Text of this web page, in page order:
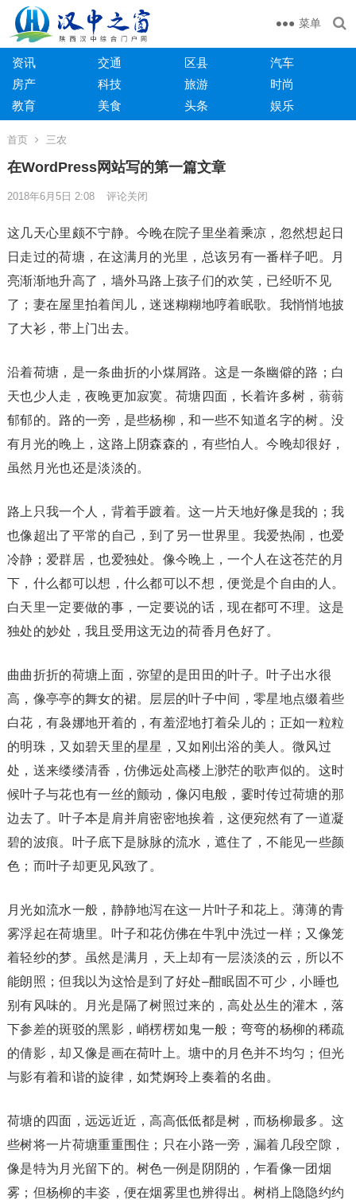
菜单
资讯 交通 区县
汽车
房产
科技 旅游
时尚
教育
美食 头条 娱乐
首页 三农
在WordPress网站写的第一篇文章
2018年6月5日 2:08 评论关闭
这几天心里颇不宁静。今晚在院子里坐着乘凉，忽然想起日
日走过的荷塘，在这满月的光里，总该另有一番样子吧。月
亮渐渐地升高了，墙外马路上孩子们的欢笑，已经听不见
了；妻在屋里拍着闰儿，迷迷糊糊地哼着眠歌。我悄悄地披
了大衫，带上门出去。
沿着荷塘，是一条曲折的小煤屑路。这是一条幽僻的路；白
天也少人走，夜晚更加寂寞。荷塘四面，长着许多树，蓊蓊
郁郁的。路的一旁，是些杨柳，和一些不知道名字的树。没
有月光的晚上，这路上阴森森的，有些怕人。今晚却很好，
虽然月光也还是淡淡的。
路上只我一个人，背着手踱着。这一片天地好像是我的；我
也像超出了平常的自己，到了另一世界里。我爱热闹，也爱
冷静；爱群居，也爱独处。像今晚上，一个人在这苍茫的月
下，什么都可以想，什么都可以不想，便觉是个自由的人。
白天里一定要做的事，一定要说的话，现在都可不理。这是
独处的妙处，我且受用这无边的荷香月色好了。
曲曲折折的荷塘上面，弥望的是田田的叶子。叶子出水很
高，像亭亭的舞女的裙。层层的叶子中间，零星地点缀着些
白花，有袅娜地开着的，有羞涩地打着朵儿的；正如一粒粒
的明珠，又如碧天里的星星，又如刚出浴的美人。微风过
处，送来缕缕清香，仿佛远处高楼上渺茫的歌声似的。这时
候叶子与花也有一丝的颤动，像闪电般，霎时传过荷塘的那
边去了。叶子本是肩并肩密密地挨着，这便宛然有了一道凝
碧的波痕。叶子底下是脉脉的流水，遮住了，不能见一些颜
色；而叶子却更见风致了。
月光如流水一般，静静地泻在这一片叶子和花上。薄薄的青
雾浮起在荷塘里。叶子和花仿佛在牛乳中洗过一样；又像笼
着轻纱的梦。虽然是满月，天上却有一层淡淡的云，所以不
能朗照；但我以为这恰是到了好处–酣眠固不可少，小睡也
别有风味的。月光是隔了树照过来的，高处丛生的灌木，落
下参差的斑驳的黑影，峭楞楞如鬼一般；弯弯的杨柳的稀疏
的倩影，却又像是画在荷叶上。塘中的月色并不均匀；但光
与影有着和谐的旋律，如梵婀玲上奏着的名曲。
荷塘的四面，远远近近，高高低低都是树，而杨柳最多。这
些树将一片荷塘重重围住；只在小路一旁，漏着几段空隙，
像是特为月光留下的。树色一例是阴阴的，乍看像一团烟
雾；但杨柳的丰姿，便在烟雾里也辨得出。树梢上隐隐约约